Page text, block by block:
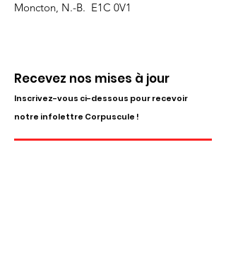
Moncton, N.-B. E1C 0V1
Recevez nos mises à jour
Inscrivez-vous ci-dessous pour recevoir
notre infolettre Corpuscule !
S'inscrire